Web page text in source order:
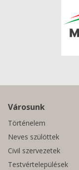
Városunk
Történelem
Neves szülöttek
Civil szervezetek
Testvértelepülések